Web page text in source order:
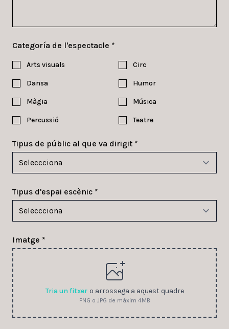
Categoría de l'espectacle *
Arts visuals Circ
Dansa Humor
Màgia Música
Percussió Teatre
Tipus de públic al que va dirigit *
Tipus d'espai escènic *
Imatge *
Tria un fitxer o arrossega a aquest quadre
PNG o JPG de máxim 4MB